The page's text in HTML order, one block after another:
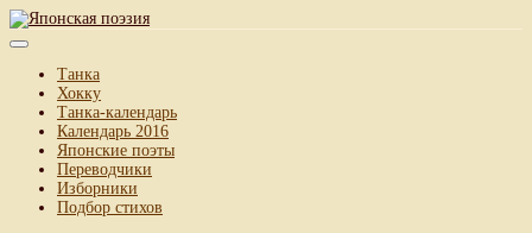
Танка
Хокку
Танка-календарь
Календарь 2016
Японские поэты
Переводчики
Изборники
Подбор стихов